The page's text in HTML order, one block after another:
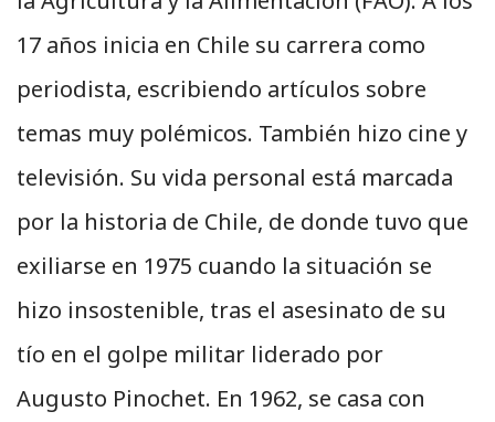
17 años inicia en Chile su carrera como
periodista, escribiendo artículos sobre
temas muy polémicos. También hizo cine y
televisión. Su vida personal está marcada
por la historia de Chile, de donde tuvo que
exiliarse en 1975 cuando la situación se
hizo insostenible, tras el asesinato de su
tío en el golpe militar liderado por
Augusto Pinochet. En 1962, se casa con